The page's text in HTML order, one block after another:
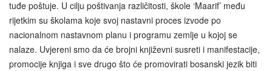
tuđe poštuje. U cilju poštivanja različitosti, škole ‘Maarif’ među
rijetkim su školama koje svoj nastavni proces izvode po
nacionalnom nastavnom planu i programu zemlje u kojoj se
nalaze. Uvjereni smo da će brojni književni susreti i manifestacije,
promocije knjiga i sve drugo što će promovirati bosanski jezik biti